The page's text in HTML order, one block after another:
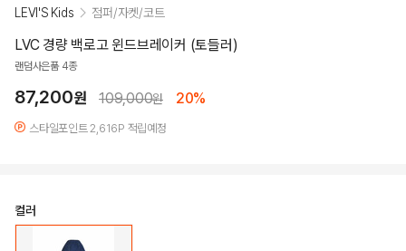
LEVI'S Kids 점퍼/자켓/코트
LVC 경량 백로고 윈드브레이커 (토들러)
랜덤사은품 4종
87,200원 109,000원 20%
스타일포인트 2,616P 적립예정
컬러